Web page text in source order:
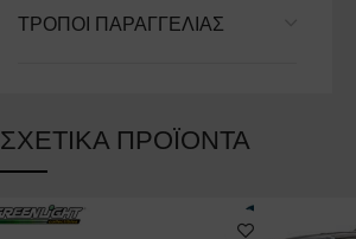
ΤΡΌΠΟΙ ΠΑΡΑΓΓΕΛΊΑΣ
ΣΧΕΤΙΚΆ ΠΡΟΪΌΝΤΑ